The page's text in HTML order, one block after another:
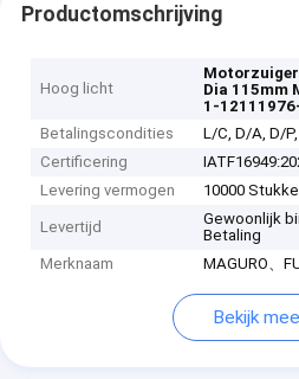
Productomschrijving
Hoog licht
Dia 115mm
1-
Betalingscondities
L/C, D/A, D/
Certificering
Levering vermogen
10000
Levertijd
Gewoonlijk
Betaling
Merknaam
MAGURO、
Bekijk